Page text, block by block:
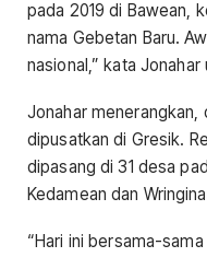
pada 2019 di Bawean,
nama Gebetan Baru.
nasional,” kata
Jonahar menerangkan,
dipusatkan di Gresik.
dipasang di 31 desa
Kedamean dan
“Hari ini bersama-sama